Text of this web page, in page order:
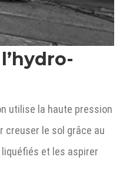
utilise la haute pression
creuser le sol grâce au
et les aspirer